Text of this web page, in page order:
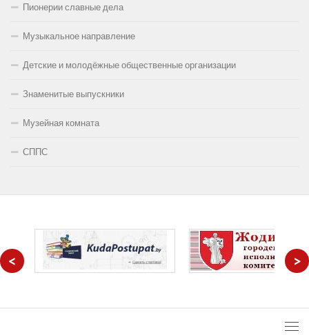
Пионерии славные дела
Музыкальное направление
Детские и молодёжные общественные организации
Знаменитые выпускники
Музейная комната
СППС
< >